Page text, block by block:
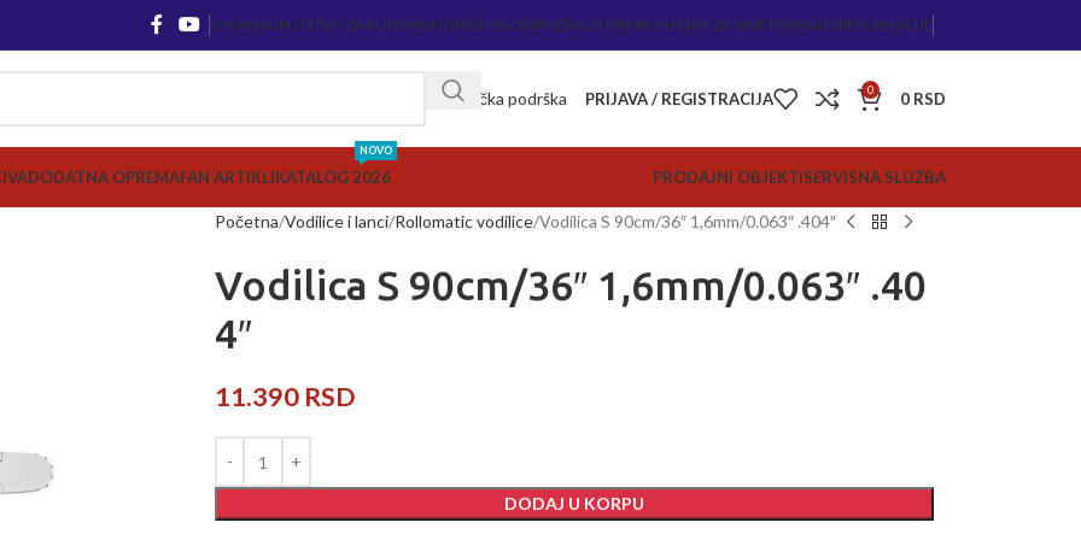
O NAMAUPUTSTVO ZA KUPOVINUOPŠTI USLOVIPODACI O FIRMIKONTAKT ZA SAVETOVANJE I REKLAMACIJE
Korisnička podrška PRIJAVA / REGISTRACIJA 0 0 RSD
DODATNA OPREMAFAN ARTIKLIKATALOG 2026
NOVO
PRODAJNI OBJEKTISERVISNA SLUŽBA
Početna Vodilice i lanci Rollomatic vodilice Vodilica S 90cm/36″ 1,6mm/0.063″ .404″
Vodilica S 90cm/36″ 1,6mm/0.063″ .40
4″
11.390 RSD
DODAJ U KORPU